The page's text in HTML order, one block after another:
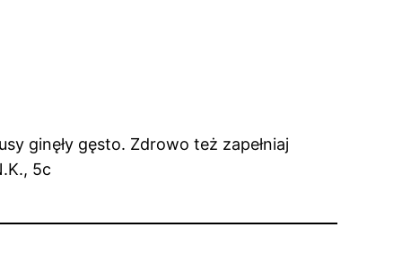
ginęły gęsto. Zdrowo też zapełniaj
5c